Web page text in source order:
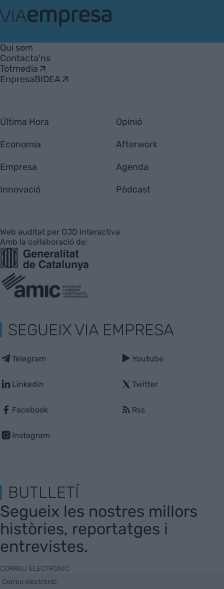
Empresa
Qui som
Contacta'ns
Totmedia
EnpresaBIDEA
Última Hora
Economia
Empresa
Innovació
Opinió
Afterwork
Agenda
Pòdcast
Web auditat per OJD interactiva
Amb la col·laboració de:
SEGUEIX VIA EMPRESA
Telegram
Linkedin
Facebook
Instagram
Youtube
Twitter
Rss
BUTLLETÍ
Segueix les nostres millors
històries, reportatges i
entrevistes.
CORREU ELECTRÒNIC